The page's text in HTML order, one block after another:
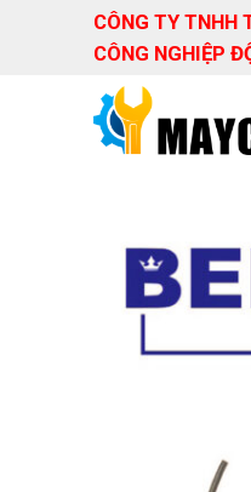
CÔNG TY TNHH
CÔNG NGHIỆP